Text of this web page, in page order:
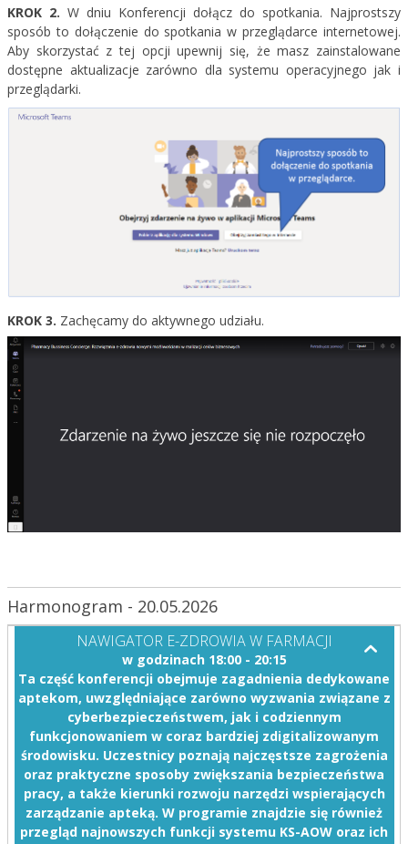
KROK 2. W dniu Konferencji dołącz do spotkania. Najprostszy
sposób to dołączenie do spotkania w przeglądarce internetowej.
Aby skorzystać z tej opcji upewnij się, że masz zainstalowane
dostępne aktualizacje zarówno dla systemu operacyjnego jak i
przeglądarki.
KROK 3. Zachęcamy do aktywnego udziału.
Harmonogram - 20.05.2026
NAWIGATOR E-ZDROWIA W FARMACJI
w godzinach 18:00 - 20:15
Ta część konferencji obejmuje zagadnienia dedykowane
aptekom, uwzględniające zarówno wyzwania związane z
cyberbezpieczeństwem, jak i codziennym
funkcjonowaniem w coraz bardziej zdigitalizowanym
środowisku. Uczestnicy poznają najczęstsze zagrożenia
oraz praktyczne sposoby zwiększania bezpieczeństwa
pracy, a także kierunki rozwoju narzędzi wspierających
zarządzanie apteką. W programie znajdzie się również
przegląd najnowszych funkcji systemu KS-AOW oraz ich